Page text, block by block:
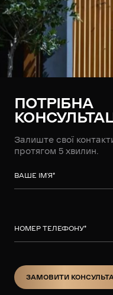
ПОТРІБНА
Залиште свої
протягом 5 хвилин.
ВАШЕ ІМ’Я*
НОМЕР ТЕЛЕФОНУ*
ЗАМОВИТИ